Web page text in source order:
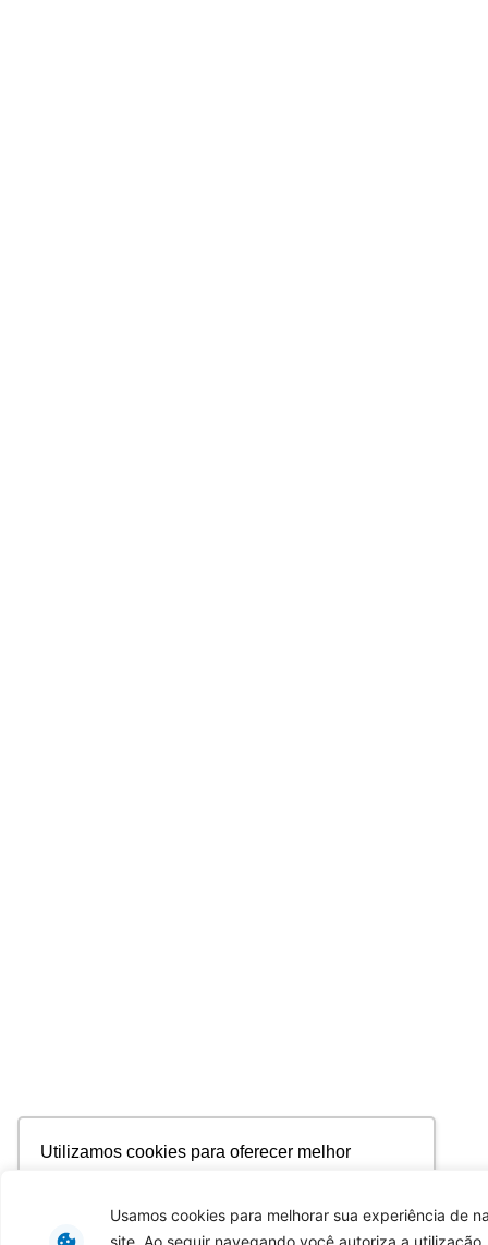
Utilizamos cookies para oferecer melhor
personalizar conteúdo. Ao utilizar este site, você
Usamos cookies para melhorar sua experiência de
site. Ao seguir navegando você autoriza a utilização